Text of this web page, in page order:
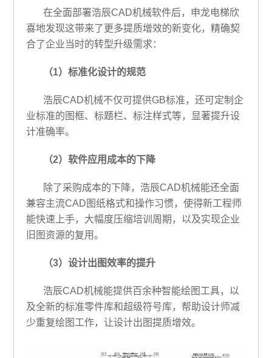
在全面部署浩辰CAD机械软件后，申龙电梯欣
喜地发现这带来了更多提质增效的新变化，精确契
合了企业当时的转型升级需求：
（1）标准化设计的规范
浩辰CAD机械不仅可提供GB标准，还可定制企
业标准的图框、标题栏、标注样式等，显著提升设
计准确率。
（2）软件应用成本的下降
除了采购成本的下降，浩辰CAD机械能还全面
兼容主流CAD图纸格式和操作习惯，使得新工程师
能快速上手，大幅度压缩培训周期，以及实现企业
旧图资源的复用。
（3）设计出图效率的提升
浩辰CAD机械能提供百余种智能绘图工具，以
及全新的标准零件库和超级符号库，帮助设计师减
少重复绘图工作，让设计出图提质增效。